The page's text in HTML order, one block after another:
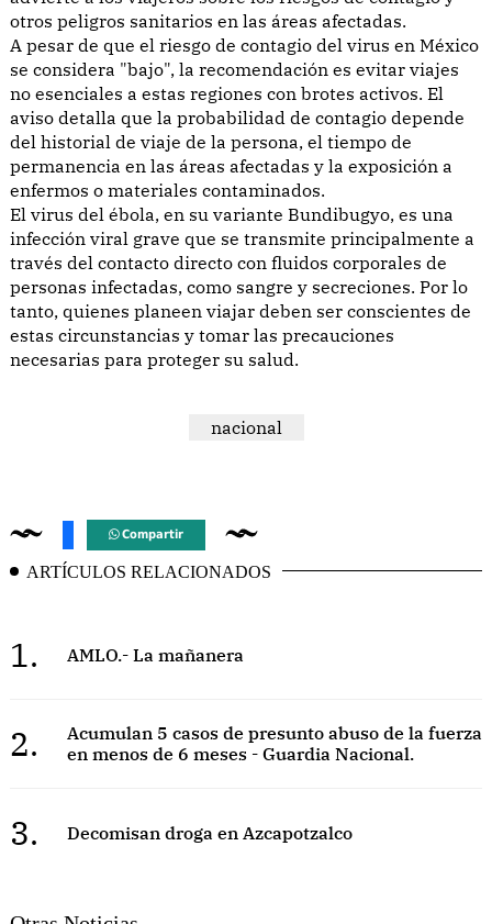
otros peligros sanitarios en las áreas afectadas.
A pesar de que el riesgo de contagio del virus en México
se considera "bajo", la recomendación es evitar viajes
no esenciales a estas regiones con brotes activos. El
aviso detalla que la probabilidad de contagio depende
del historial de viaje de la persona, el tiempo de
permanencia en las áreas afectadas y la exposición a
enfermos o materiales contaminados.
El virus del ébola, en su variante Bundibugyo, es una
infección viral grave que se transmite principalmente a
través del contacto directo con fluidos corporales de
personas infectadas, como sangre y secreciones. Por lo
tanto, quienes planeen viajar deben ser conscientes de
estas circunstancias y tomar las precauciones
necesarias para proteger su salud.
nacional
Compartir
ARTÍCULOS RELACIONADOS
1. AMLO.- La mañanera
2.
Acumulan 5 casos de presunto abuso de la fuerza
en menos de 6 meses - Guardia Nacional.
3. Decomisan droga en Azcapotzalco